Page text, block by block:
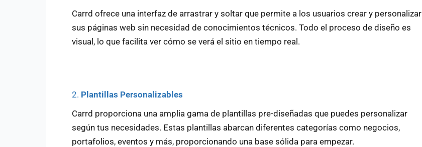
Carrd ofrece una interfaz de arrastrar y soltar que permite a los usuarios crear y personalizar
sus páginas web sin necesidad de conocimientos técnicos. Todo el proceso de diseño es
visual, lo que facilita ver cómo se verá el sitio en tiempo real.
2. Plantillas Personalizables
Carrd proporciona una amplia gama de plantillas pre-diseñadas que puedes personalizar
según tus necesidades. Estas plantillas abarcan diferentes categorías como negocios,
portafolios, eventos y más, proporcionando una base sólida para empezar.